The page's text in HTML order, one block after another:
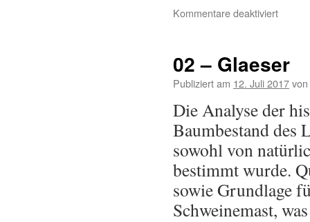
Kommentare deaktiviert
02 – Glaeser
Publiziert am 12. Juli 2017von
Die Analyse der
Baumbestand des
sowohl von
bestimmt wurde.
sowie Grundlage
Schweinemast,